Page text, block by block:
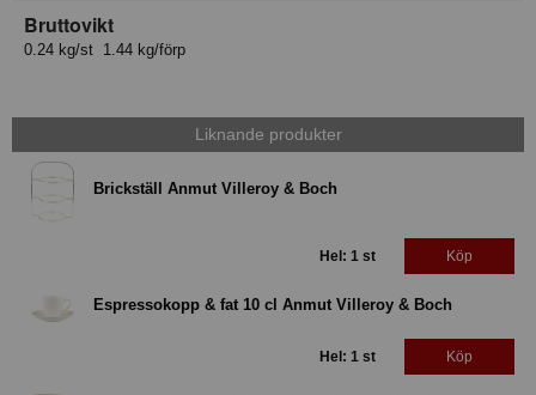
Bruttovikt
0.24 kg/st 1.44 kg/förp
Liknande produkter
Brickställ Anmut Villeroy & Boch
Hel: 1 st Köp
Espressokopp & fat 10 cl Anmut Villeroy & Boch
Hel: 1 st Köp